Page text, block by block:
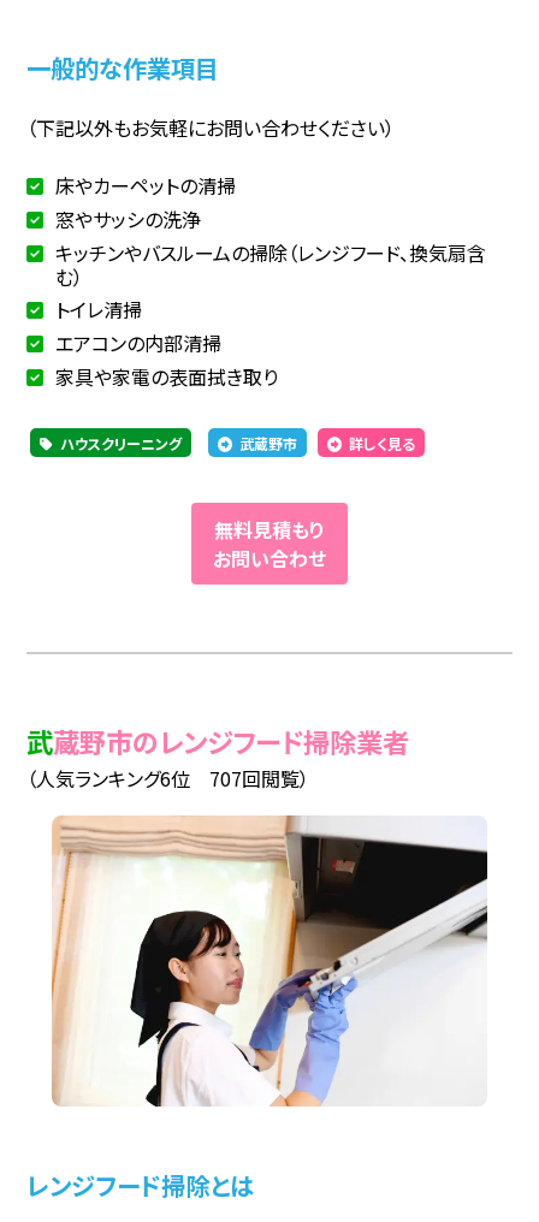
一般的な作業項目
（下記以外もお気軽にお問い合わせください）
床やカーペットの清掃
窓やサッシの洗浄
キッチンやバスルームの掃除（レンジフード、換気扇含
む）
トイレ清掃
エアコンの内部清掃
家具や家電の表面拭き取り
ハウスクリーニング 武蔵野市 詳しく見る
無料見積もり
お問い合わせ
武蔵野市のレンジフード掃除業者
（人気ランキング6位 707回閲覧）
レンジフード掃除とは